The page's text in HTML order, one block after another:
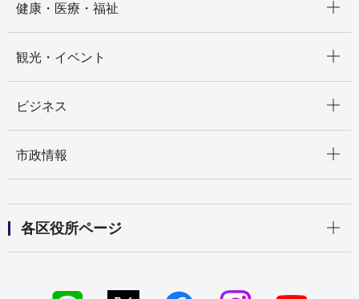
健康・医療・福祉
観光・イベント
ビジネス
市政情報
各区役所ページ